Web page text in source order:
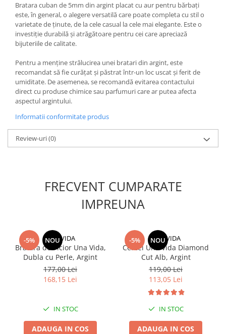
Bratara cuban de 5mm din argint placat cu aur pentru bărbați
este, în general, o alegere versatilă care poate completa cu stil o
varietate de ținute, de la cele casual la cele mai elegante. Este o
investiție durabilă și atrăgătoare pentru cei care apreciază
bijuteriile de calitate.
Pentru a menține strălucirea unei bratari din argint, este
recomandat să fie curățat și păstrat într-un loc uscat și ferit de
umiditate. De asemenea, se recomandă evitarea contactului
direct cu produse chimice sau parfumuri care ar putea afecta
aspectul argintului.
Informatii conformitate produs
Review-uri(0)
FRECVENT CUMPARATE
IMPREUNA
-5% NOU
UNA VIDA
Bratara de Picior Una Vida,
Dubla cu Perle, Argint
177,00 Lei
168,15 Lei
IN STOC
ADAUGA IN COS
-5% NOU
UNA VIDA
Cercei Una Vida Diamond
Cut Alb, Argint
119,00 Lei
113,05 Lei
IN STOC
ADAUGA IN COS